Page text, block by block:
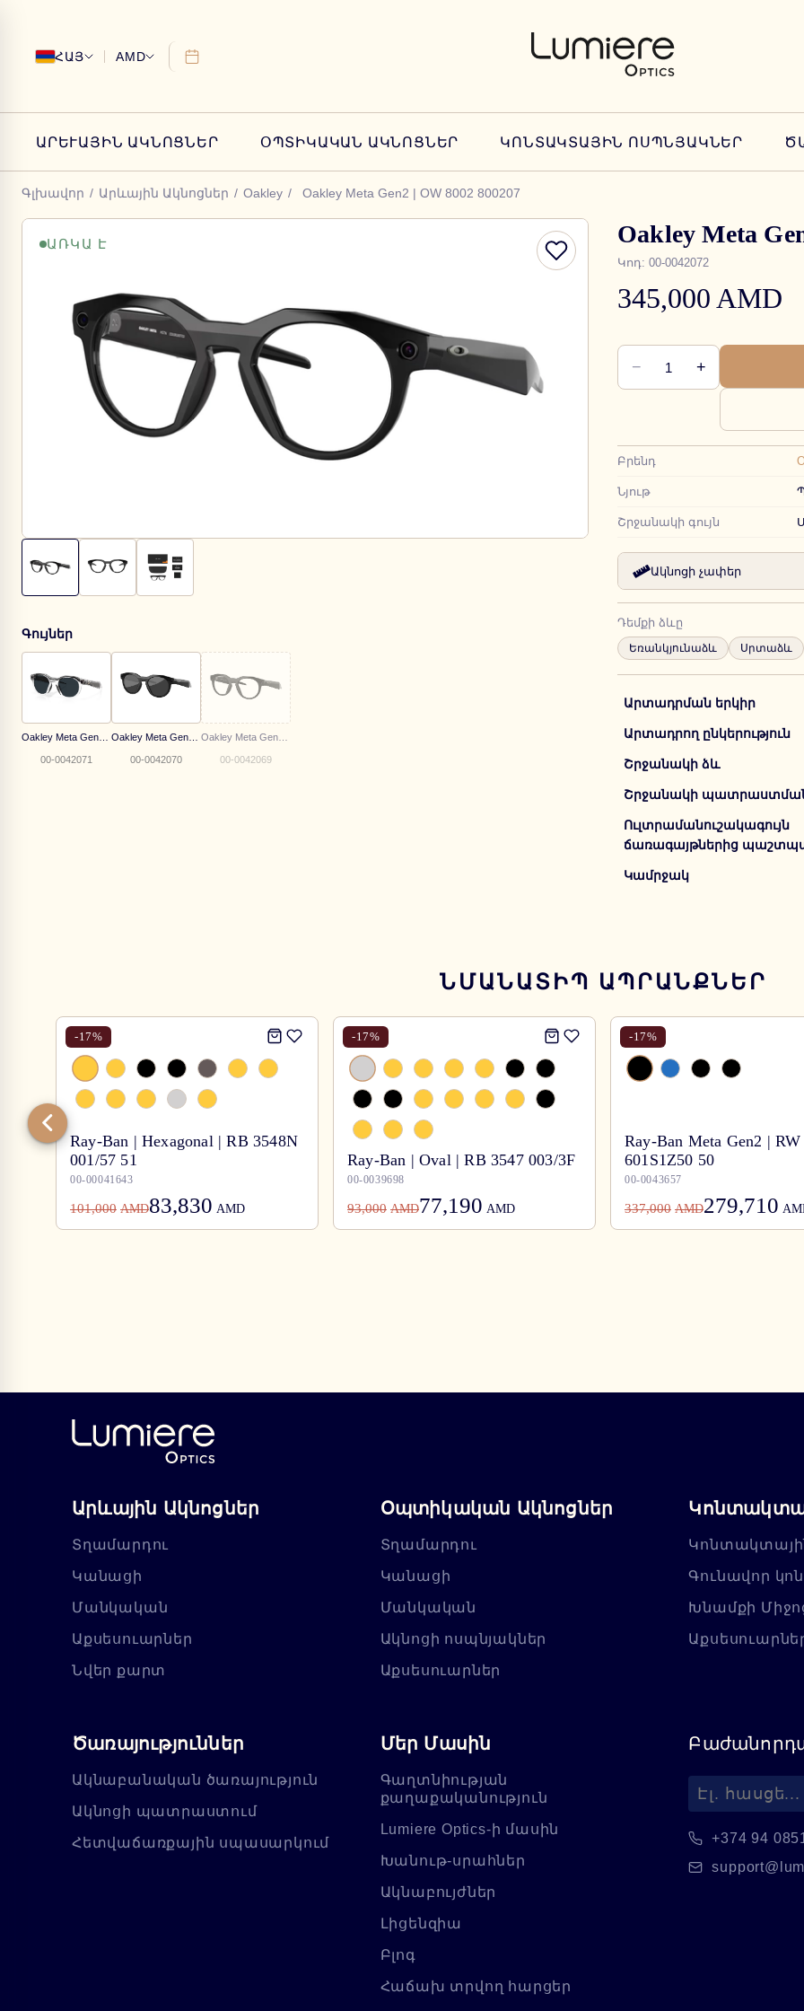
ՀԱՅ AMD
ԱՐԵՒԱՅԻՆ ԱԿՆՈՑՆԵՐ ՕՊՏԻԿԱԿԱՆ ԱԿՆՈՑՆԵՐ ԿՈՆՏԱԿՏԱՅԻՆ ՈՍՊՆՅԱԿՆԵՐ
Գլխավոր / Արևային Ակնոցներ / Oakley / Oakley Meta Gen2 | OW 8002 800207
ԱՌԿԱ Է
Գույներ
00-0042071 00-0042070 00-0042069
Oakley Meta
Կոդ: 00-0042072
345,000 AMD
− 1 +
Բրենդ
Նյութ
Շրջանակի գույն
Ակնոցի չափեր
Դեմքի ձևը
Եռանկյունաձև Սրտաձև
Արտադրման երկիր
Արտադրող ընկերություն
Շրջանակի ձև
Շրջանակի պատրաստման
Ուլտրամանուշակագույն
ճառագայթներից
Կամրջակ
ՆՄԱՆԱՏԻՊ ԱՊՐԱՆՔՆԵՐ
-17%
Ray-Ban | Hexagonal | RB 3548N
001/57 51
00-00041643
101,000 AMD83,830 AMD
-17%
Ray-Ban | Oval | RB 3547 003/3F
00-0039698
93,000 AMD77,190 AMD
-17%
Ray-Ban Meta Gen2 | RW
601S1Z50 50
00-0043657
337,000 AMD279,710
Արևային Ակնոցներ
Տղամարդու
Կանացի
Մանկական
Աքսեսուարներ
Նվեր քարտ
Օպտիկական Ակնոցներ
Տղամարդու
Կանացի
Մանկական
Ակնոցի ոսպնյակներ
Աքսեսուարներ
Գունավոր
Խնամքի
Ծառայություններ
Ակնաբանական ծառայություն
Ակնոցի պատրաստում
Հետվաճառքային սպասարկում
Մեր Մասին
Գաղտնիության
քաղաքականություն
Lumiere Optics-ի մասին
Խանութ-սրահներ
Ակնաբույժներ
Լիցենզիա
Բլոգ
Հաճախ տրվող հարցեր
+374 94